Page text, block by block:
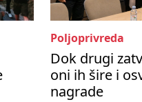
Poljoprivreda
Dok drugi
oni ih šire i
nagrade